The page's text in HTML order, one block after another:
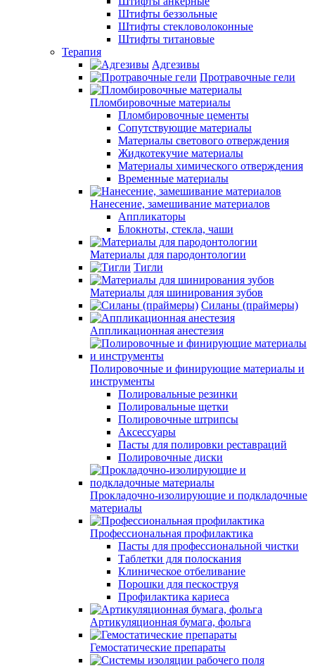
Штифты беззольные
Штифты стекловолоконные
Штифты титановые
Терапия
Адгезивы
Протравочные гели
Пломбировочные материалы
Пломбировочные цементы
Сопутствующие материалы
Материалы светового отверждения
Жидкотекучие материалы
Материалы химического отверждения
Временные материалы
Нанесение, замешивание материалов
Аппликаторы
Блокноты, стекла, чаши
Материалы для пародонтологии
Тигли
Материалы для шинирования зубов
Силаны (праймеры)
Аппликационная анестезия
Полировочные и финирующие материалы и
инструменты
Полировальные резинки
Полировальные щетки
Полировочные штрипсы
Аксессуары
Пасты для полировки реставраций
Полировочные диски
Прокладочно-изолирующие и подкладочные
материалы
Профессиональная профилактика
Пасты для профессиональной чистки
Таблетки для полоскания
Клиническое отбеливание
Порошки для пескоструя
Профилактика кариеса
Артикуляционная бумага, фольга
Гемостатические препараты